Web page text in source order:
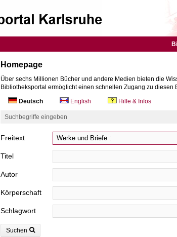
Homepage
Über sechs Millionen Bücher und andere Medien bieten die
Bibliotheksportal ermöglicht einen schnellen Zugang zu diesen
Deutsch
English Hilfe & Infos
Suchbegriffe eingeben
Freitext
Titel
Autor
Körperschaft
Schlagwort
Suchen